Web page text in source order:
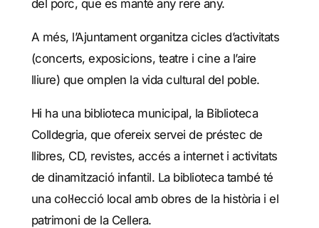
del porc, que es manté any rere any.
A més, l’Ajuntament organitza cicles d’activitats
(concerts, exposicions, teatre i cine a l’aire
lliure) que omplen la vida cultural del poble.
Hi ha una biblioteca municipal, la Biblioteca
Colldegria, que ofereix servei de préstec de
llibres, CD, revistes, accés a internet i activitats
de dinamització infantil. La biblioteca també té
una col·lecció local amb obres de la història i el
patrimoni de la Cellera.